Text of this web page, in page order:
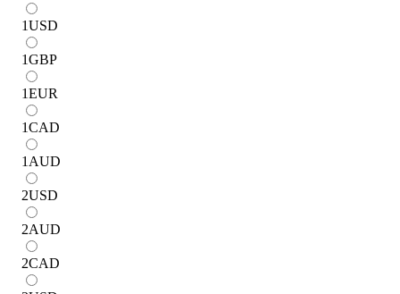
1USD
1GBP
1EUR
1CAD
1 AUD
2USD
2AUD
2CAD